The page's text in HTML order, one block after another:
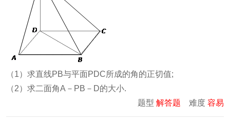
（1）求直线PB与平面PDC所成的角的正切值;
（2）求二面角A－PB－D的大小.
题型 解答题 难度 容易